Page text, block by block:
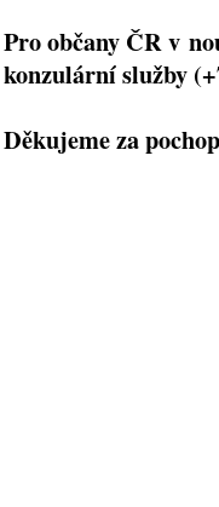
Pro občany ČR v
konzulární služby (
Děkujeme za